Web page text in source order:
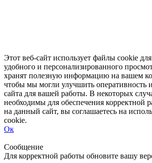
Этот веб-сайт использует файлы cookie
удобного и персонализированного
хранят полезную информацию на вашем
чтобы мы могли улучшить оперативность
сайта для вашей работы. В некоторых
необходимы для обеспечения корректной
на данный сайт, вы соглашаетесь на
cookie.
Ок
Сообщение
Для корректной работы обновите вашу